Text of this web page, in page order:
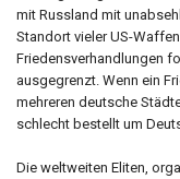
mit Russland mit
Standort vieler US-
Friedensverhandlungen
ausgegrenzt. Wenn ein
mehreren deutsche
schlecht bestellt um
Die weltweiten Eliten,